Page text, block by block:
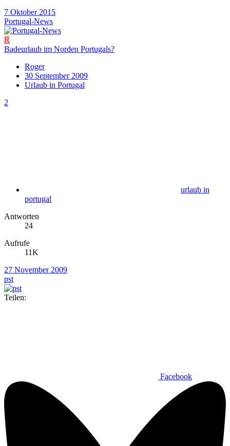
7 Oktober 2015
Portugal-News
R
Badeurlaub im Norden Portugals?
Roger
30 September 2009
Urlaub in Portugal
2
urlaub in
portugal
Antworten
24
Aufrufe
11K
27 November 2009
pst
Teilen:
Facebook